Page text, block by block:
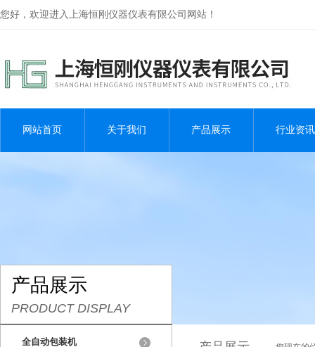
您好，欢迎进入上海恒刚仪器仪表有限公司网站！
网站首页 关于我们 产品展示 行业资讯
产品展示
PRODUCT DISPLAY
全自动包装机